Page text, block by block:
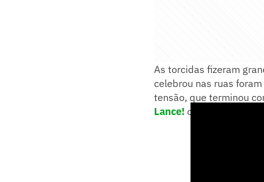
As torcidas fizeram
celebrou nas ruas
tensão, que terminou
Lance! os momentos